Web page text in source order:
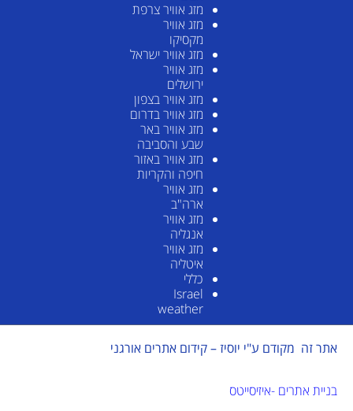
מזג אוויר צרפת
מזג אוויר
מקסיקו
מזג אוויר ישראל
מזג אוויר
ירושלים
מזג אוויר בצפון
מזג אוויר בדרום
מזג אוויר באר
שבע והסביבה
מזג אוויר באזור
חיפה והקריות
מזג אוויר
ארה"ב
מזג אוויר
אנגליה
מזג אוויר
איטליה
כללי
Israel
weather
אתר זה מקודם ע"י יוסיז – קידום אתרים אורגני
בניית אתרים -איזיסייטס